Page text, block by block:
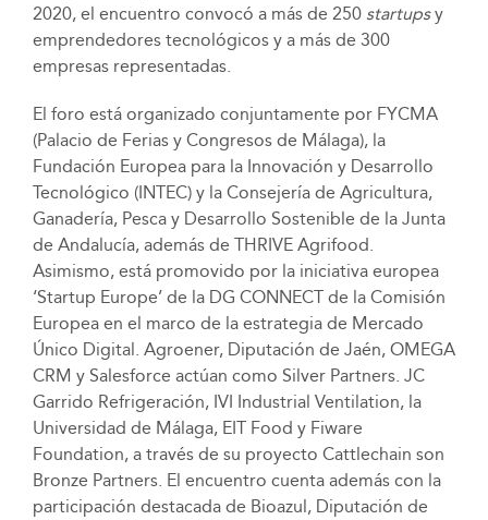
2020, el encuentro convocó a más de 250 startupsy
emprendedores tecnológicos y a más de 300
empresas representadas.
El foro está organizado conjuntamente por FYCMA
(Palacio de Ferias y Congresos de Málaga), la
Fundación Europea para la Innovación y Desarrollo
Tecnológico (INTEC) y la Consejería de Agricultura,
Ganadería, Pesca y Desarrollo Sostenible de la Junta
de Andalucía, además de THRIVE Agrifood.
Asimismo, está promovido por la iniciativa europea
‘Startup Europe’ de la DG CONNECT de la Comisión
Europea en el marco de la estrategia de Mercado
Único Digital. Agroener, Diputación de Jaén, OMEGA
CRM y Salesforce actúan como Silver Partners. JC
Garrido Refrigeración, IVI Industrial Ventilation, la
Universidad de Málaga, EIT Food y Fiware
Foundation, a través de su proyecto Cattlechain son
Bronze Partners. El encuentro cuenta además con la
participación destacada de Bioazul, Diputación de